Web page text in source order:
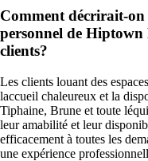
Comment décrirait-
personnel de Hiptown
clients?
Les clients louant des
laccueil chaleureux et la
Tiphaine, Brune et toute
leur amabilité et leur
efficacement à toutes les
une expérience